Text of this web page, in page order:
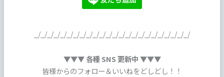
_/_/_/_/_/_/_/_/_/_/_/_/_/_/_/_/_/_/_/_/_/_/_/_/
▼▼▼ 各種 SNS 更新中 ▼▼▼
皆様からのフォロー＆いいねをどしどし！！